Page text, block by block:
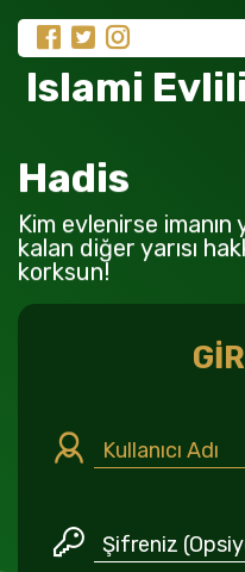
Islami
Hadis
Kim evlenirse imanın
kalan diğer yarısı
korksun!